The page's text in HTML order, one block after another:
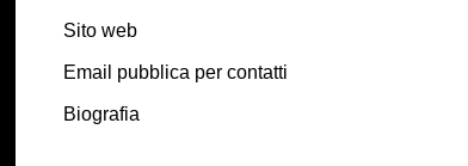
Sito web
Email pubblica per contatti
Biografia